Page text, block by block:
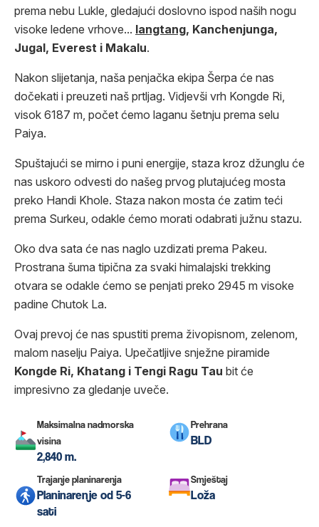
prema nebu Lukle, gledajući doslovno ispod naših nogu
visoke ledene vrhove... langtang, Kanchenjunga,
Jugal, Everest i Makalu.
Nakon slijetanja, naša penjačka ekipa Šerpa će nas
dočekati i preuzeti naš prtljag. Vidjevši vrh Kongde Ri,
visok 6187 m, počet ćemo laganu šetnju prema selu
Paiya.
Spuštajući se mirno i puni energije, staza kroz džunglu će
nas uskoro odvesti do našeg prvog plutajućeg mosta
preko Handi Khole. Staza nakon mosta će zatim teći
prema Surkeu, odakle ćemo morati odabrati južnu stazu.
Oko dva sata će nas naglo uzdizati prema Pakeu.
Prostrana šuma tipična za svaki himalajski trekking
otvara se odakle ćemo se penjati preko 2945 m visoke
padine Chutok La.
Ovaj prevoj će nas spustiti prema živopisnom, zelenom,
malom naselju Paiya. Upečatljive snježne piramide
Kongde Ri, Khatang i Tengi Ragu Tau bit će
impresivno za gledanje uveče.
Maksimalna nadmorska
visina
2,840 m.
Prehrana
BLD
Trajanje planinarenja
Planinarenje od 5-6
sati
Smještaj
Loža